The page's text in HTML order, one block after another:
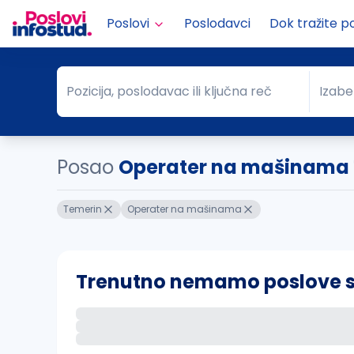
Poslovi Poslodavci Dok tražite
Pozicija, poslodavac ili ključna reč
Pozicija, poslodavac ili ključna reč Grad
Posao Operater na mašinama
Temerin Operater na mašinama
Trenutno nemamo poslove